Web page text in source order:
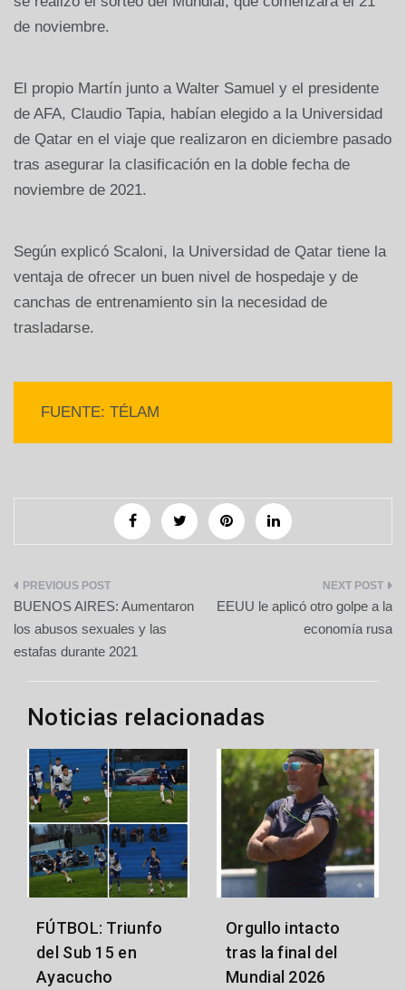
de noviembre.
El propio Martín junto a Walter Samuel y el presidente
de AFA, Claudio Tapia, habían elegido a la Universidad
de Qatar en el viaje que realizaron en diciembre pasado
tras asegurar la clasificación en la doble fecha de
noviembre de 2021.
Según explicó Scaloni, la Universidad de Qatar tiene la
ventaja de ofrecer un buen nivel de hospedaje y de
canchas de entrenamiento sin la necesidad de
trasladarse.
FUENTE: TÉLAM
Navegación
de
entradas
BUENOS AIRES: Aumentaron
los abusos sexuales y las
estafas durante 2021
EEUU le aplicó otro golpe a la
economía rusa
Noticias relacionadas
FÚTBOL: Triunfo
del Sub 15 en
Ayacucho
Orgullo intacto
tras la final del
Mundial 2026